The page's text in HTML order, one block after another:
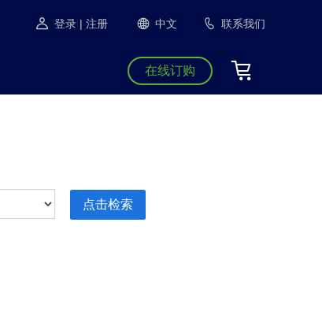
登录 | 注册 中文 联系我们
在线订购